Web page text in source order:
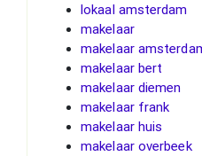
lokaal amsterdam
makelaar
makelaar
makelaar bert
makelaar diemen
makelaar frank
makelaar huis
makelaar overbeek